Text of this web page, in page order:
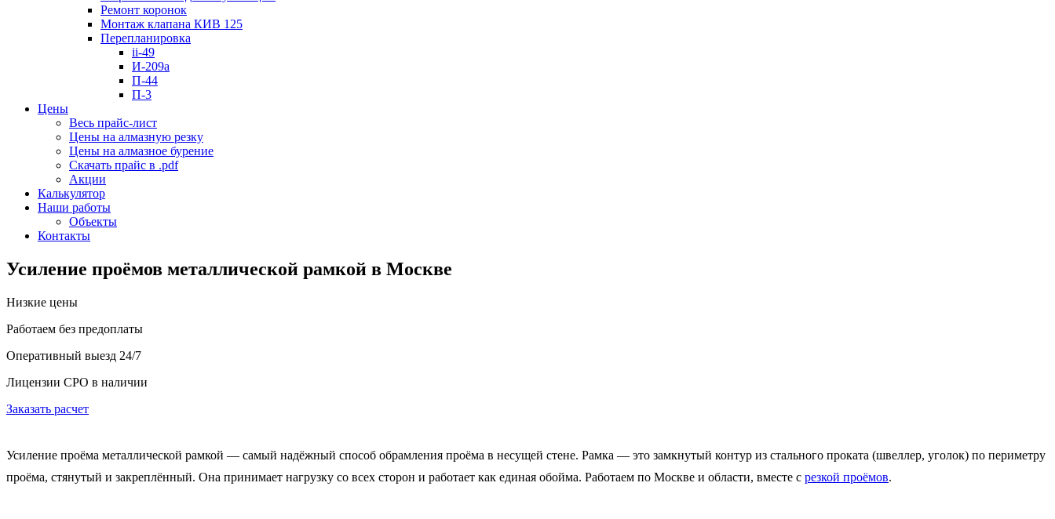
Ремонт коронок
Монтаж клапана КИВ 125
Перепланировка
ii-49
И-209a
П-44
П-3
Цены
Весь прайс-лист
Цены на алмазную резку
Цены на алмазное бурение
Скачать прайс в .pdf
Акции
Калькулятор
Наши работы
Объекты
Контакты
Усиление проёмов металлической рамкой в Москве
Низкие цены
Работаем без предоплаты
Оперативный выезд 24/7
Лицензии СРО в наличии
Заказать расчет
Усиление проёма металлической рамкой — самый надёжный способ обрамления проёма в несущей стене. Рамка — это замкнутый контур из стального проката (швеллер, уголок) по периметру
проёма, стянутый и закреплённый. Она принимает нагрузку со всех сторон и работает как единая обойма. Работаем по Москве и области, вместе с резкой проёмов.